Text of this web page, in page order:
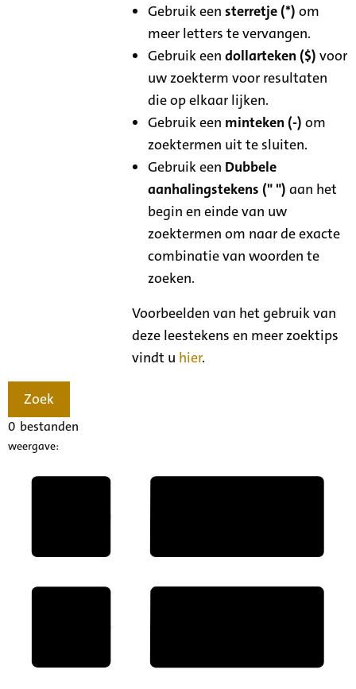
Gebruik eensterretje (*) om
meer letters te vervangen.
Gebruik eendollarteken ($) voor
uw zoekterm voor resultaten
die op elkaar lijken.
Gebruik een minteken (-) om
zoektermen uit te sluiten.
Gebruik een Dubbele
aanhalingstekens (" ") aan het
begin en einde van uw
zoektermen om naar de exacte
combinatie van woorden te
zoeken.
Voorbeelden van het gebruik van
deze leestekens en meer zoektips
vindt u hier.
Zoek
0 bestanden
weergave: